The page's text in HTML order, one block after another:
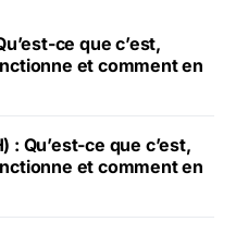
ce que c’est,
et comment en
: Qu’est-ce que c’est,
et comment en